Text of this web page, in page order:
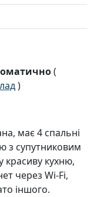
(
)
має 4 спальні
з супутниковим
красиву кухню,
через Wi-Fi,
іншого.